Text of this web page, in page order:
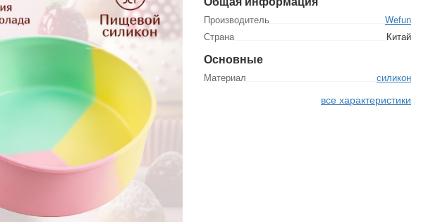
Производитель
Wefun
Страна
Китай
Основные
Материал силикон
все характеристики